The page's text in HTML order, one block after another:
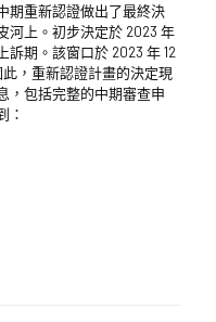
期重新認證做出了最終決
河上。初步決定於 2023 年
訴期。該窗口於 2023 年 12
，重新認證計畫的決定現
，包括完整的中期審查申
：